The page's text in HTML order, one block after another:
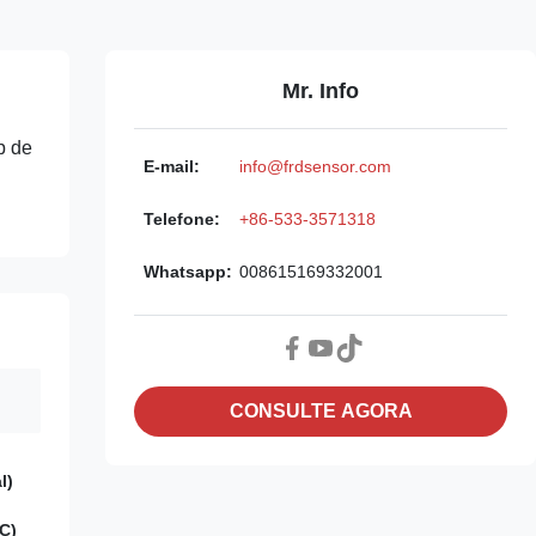
de
Mr. Info
E-mail: info@frdsensor.com
Telefone: +86-533-3571318
Whatsapp: 008615169332001
CONSULTE AGORA